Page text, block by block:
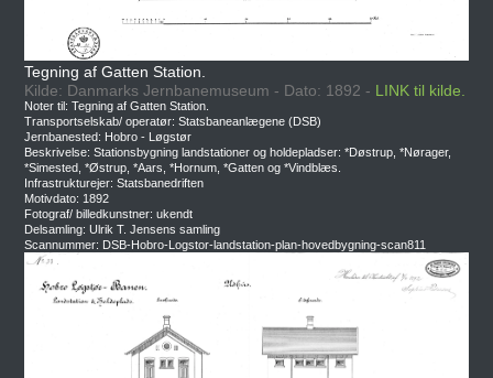
Tegning af Gatten Station.
Kilde: Danmarks Jernbanemuseum - Dato: 1892 - LINK til kilde.
Noter til: Tegning af Gatten Station.
Transportselskab/ operatør: Statsbaneanlægene (DSB)
Jernbanested: Hobro - Løgstør
Beskrivelse: Stationsbygning landstationer og holdepladser: *Døstrup, *Nørager,
*Simested, *Østrup, *Aars, *Hornum, *Gatten og *Vindblæs.
Infrastrukturejer: Statsbanedriften
Motivdato: 1892
Fotograf/ billedkunstner: ukendt
Delsamling: Ulrik T. Jensens samling
Scannummer: DSB-Hobro-Logstor-landstation-plan-hovedbygning-scan811